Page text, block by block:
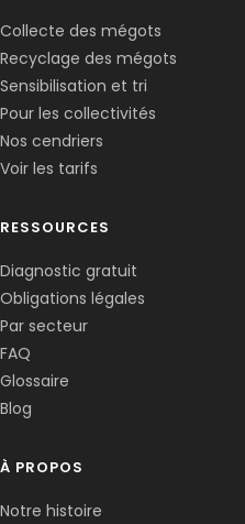
Collecte des mégots
Recyclage des mégots
Sensibilisation et tri
Pour les collectivités
Nos cendriers
Voir les tarifs
RESSOURCES
Diagnostic gratuit
Obligations légales
Par secteur
FAQ
Glossaire
Blog
À PROPOS
Notre histoire
Corentin · Easy to